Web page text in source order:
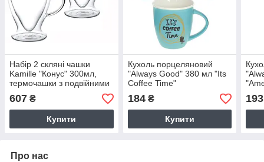
Набір 2 скляні чашки
Kamille "Конус" 300мл,
термочашки з подвійними
стінками
607 ₴
Купити
Кухоль порцеляновий
"Always Good" 380 мл "Its
Coffee Time"
184₴
Купити
і
193
Про нас